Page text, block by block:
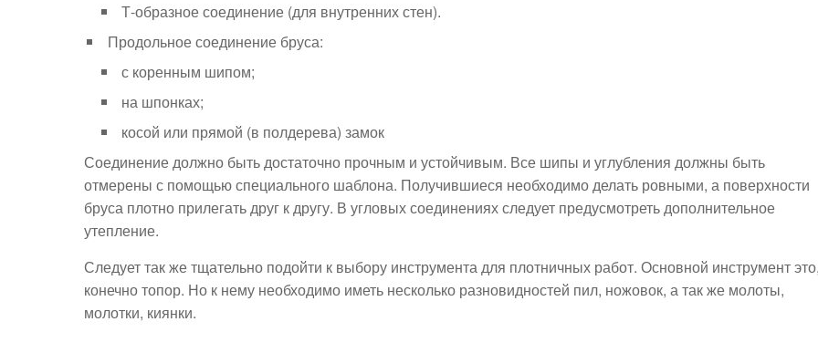
Т-образное соединение (для внутренних стен).
Продольное соединение бруса:
с коренным шипом;
на шпонках;
косой или прямой (в полдерева) замок
Соединение должно быть достаточно прочным и устойчивым. Все шипы и углубления должны быть
отмерены с помощью специального шаблона. Получившиеся необходимо делать ровными, а поверхности
бруса плотно прилегать друг к другу. В угловых соединениях следует предусмотреть дополнительное
утепление.
Следует так же тщательно подойти к выбору инструмента для плотничных работ. Основной инструмент
конечно топор. Но к нему необходимо иметь несколько разновидностей пил, ножовок, а так же молоты,
молотки, киянки.